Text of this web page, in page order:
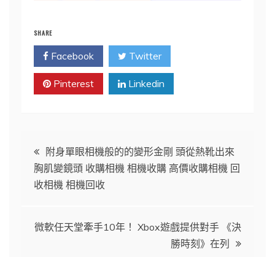
SHARE
Facebook Twitter
Pinterest Linkedin
文
章
附身單眼相機般的的變形金剛 頭從熱靴出來
胸肌變鏡頭 收購相機 相機收購 高價收購相機 回
收相機 相機回收
微軟任天堂牽手10年！ Xbox遊戲提供對手 《決
勝時刻》在列